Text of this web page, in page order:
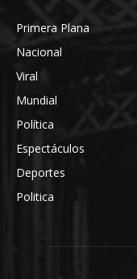
Primera Plana
Nacional
Viral
Mundial
Política
Espectáculos
Deportes
Politica